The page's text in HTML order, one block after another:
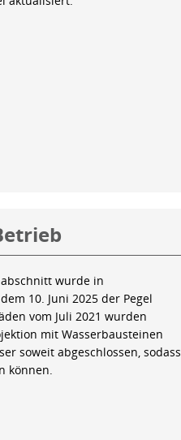
wurde in
10. Juni 2025 der Pegel
vom Juli 2021 wurden
mit Wasserbausteinen
soweit abgeschlossen, sodass
können.